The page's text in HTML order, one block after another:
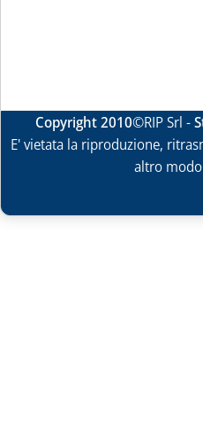
Copyright 2010©RIP Srl -
E' vietata la riproduzione,
altro